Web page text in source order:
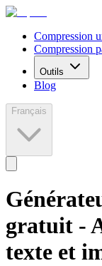
Compression
Compression
Outils
Blog
Français
gratuit -
texte et